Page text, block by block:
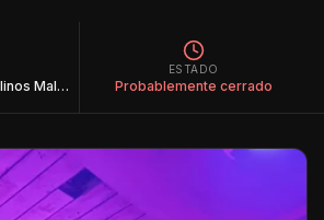
La Nogalera Torremolinos Malaga España
ESTADO
Probablemente cerrado